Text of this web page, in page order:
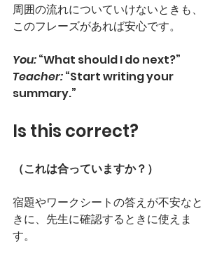
周囲の流れについていけないときも、
このフレーズがあれば安心です。
You: “What should I do next?”
Teacher: “Start writing your
summary.”
Is this correct?
（これは合っていますか？）
宿題やワークシートの答えが不安なと
きに、先生に確認するときに使えま
す。